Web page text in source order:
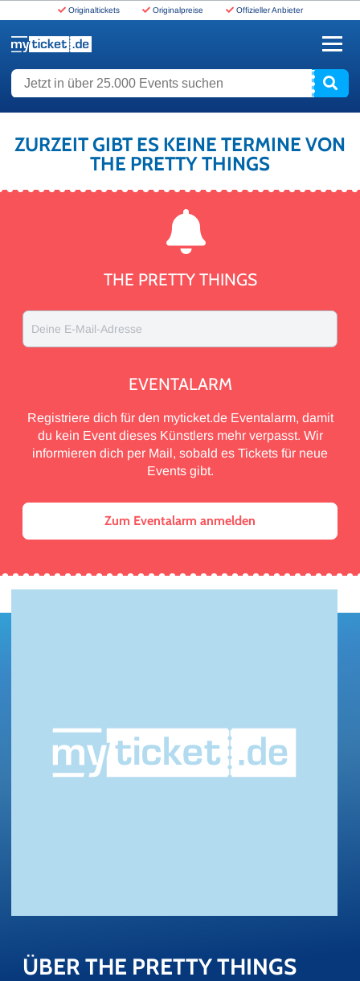
Originaltickets Originalpreise Offizieller Anbieter
Jetzt in über 25.000 Events suchen
ZURZEIT GIBT ES KEINE TERMINE VON
THE PRETTY THINGS
THE PRETTY THINGS
Deine E-Mail-Adresse
EVENTALARM
Registriere dich für den myticket.de Eventalarm, damit
du kein Event dieses Künstlers mehr verpasst. Wir
informieren dich per Mail, sobald es Tickets für neue
Events gibt.
Zum Eventalarm anmelden
ÜBER THE PRET­TY THINGS